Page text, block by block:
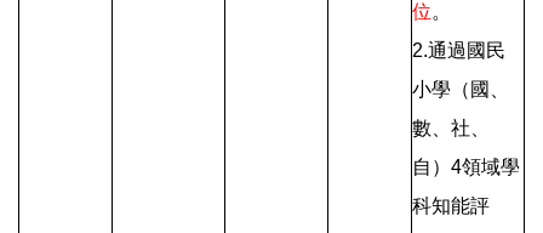
位。
2.通過國民
小學（國、
數、社、
自）4領域學
科知能評